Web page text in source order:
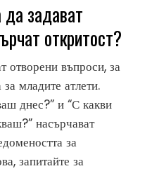
да задават
откритост?
отворени въпроси, за
младите атлети.
днес?” и “С какви
насърчават
за
запитайте за